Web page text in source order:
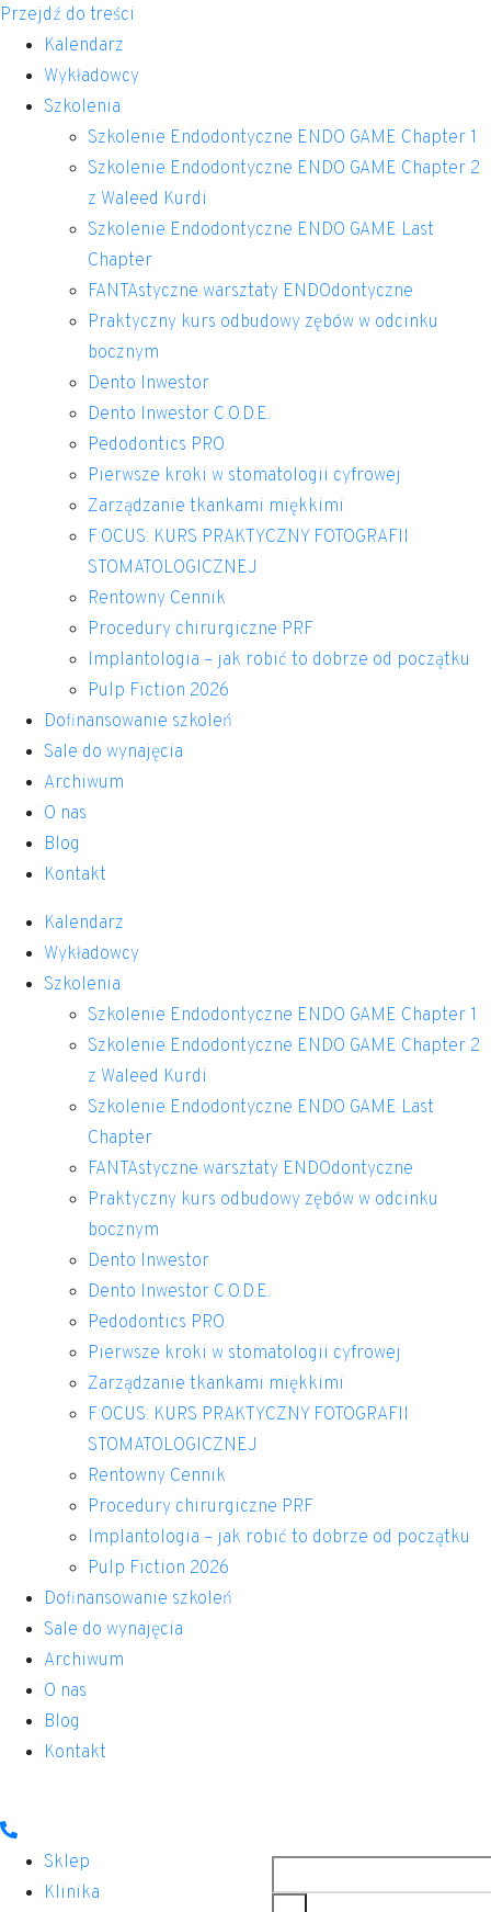
Przejdź do treści
Kalendarz
Wykładowcy
Szkolenia
Szkolenie Endodontyczne ENDO GAME Chapter 1
Szkolenie Endodontyczne ENDO GAME Chapter 2
z Waleed Kurdi
Szkolenie Endodontyczne ENDO GAME Last
Chapter
FANTAstyczne warsztaty ENDOdontyczne
Praktyczny kurs odbudowy zębów w odcinku
bocznym
Dento Inwestor
Dento Inwestor C.O.D.E.
Pedodontics PRO
Pierwsze kroki w stomatologii cyfrowej
Zarządzanie tkankami miękkimi
F:OCUS: KURS PRAKTYCZNY FOTOGRAFII
STOMATOLOGICZNEJ
Rentowny Cennik
Procedury chirurgiczne PRF
Implantologia – jak robić to dobrze od początku
Pulp Fiction 2026
Dofinansowanie szkoleń
Sale do wynajęcia
Archiwum
O nas
Blog
Kontakt
Kalendarz
Wykładowcy
Szkolenia
Szkolenie Endodontyczne ENDO GAME Chapter 1
Szkolenie Endodontyczne ENDO GAME Chapter 2
z Waleed Kurdi
Szkolenie Endodontyczne ENDO GAME Last
Chapter
FANTAstyczne warsztaty ENDOdontyczne
Praktyczny kurs odbudowy zębów w odcinku
bocznym
Dento Inwestor
Dento Inwestor C.O.D.E.
Pedodontics PRO
Pierwsze kroki w stomatologii cyfrowej
Zarządzanie tkankami miękkimi
F:OCUS: KURS PRAKTYCZNY FOTOGRAFII
STOMATOLOGICZNEJ
Rentowny Cennik
Procedury chirurgiczne PRF
Implantologia – jak robić to dobrze od początku
Pulp Fiction 2026
Dofinansowanie szkoleń
Sale do wynajęcia
Archiwum
O nas
Blog
Kontakt
Sklep
Klinika